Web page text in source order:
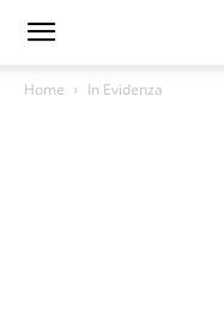
Home In Evidenza